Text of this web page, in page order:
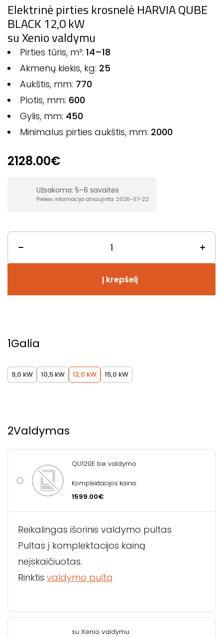
Elektrinė pirties krosnelė HARVIA QUBE
BLACK 12,0 kW
su Xenio valdymu
Pirties tūris, m³: 14–18
Akmenų kiekis, kg: 25
Aukštis, mm: 770
Plotis, mm: 600
Gylis, mm: 450
Minimalus pirties aukštis, mm: 2000
2128.00€
Užsakoma: 5–6 savaitės
Prekės informacija atnaujinta: 2026-07-22
Į krepšelį
1Galia
9,0 kW 10,5 kW 12,0 kW 15,0 kW
2Valdymas
QU120E be valdymo
Komplektacijos kaina:
1599.00€
Reikalingas išorinis valdymo pultas
Pultas į komplektacijos kainą
neįskaičiuotas.
Rinktis valdymo pultą
su Xenio valdymu